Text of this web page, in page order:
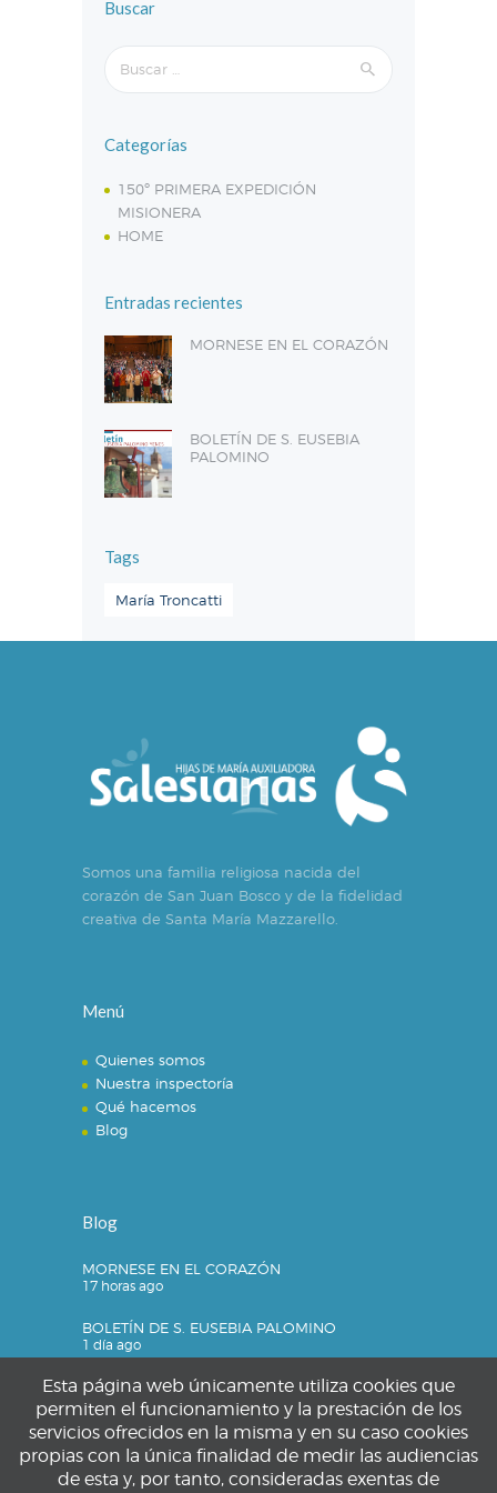
Buscar
Buscar:
Categorías
150º PRIMERA EXPEDICIÓN
MISIONERA
HOME
Entradas recientes
MORNESE EN EL CORAZÓN
BOLETÍN DE S. EUSEBIA
PALOMINO
Tags
María Troncatti
Somos una familia religiosa nacida del
corazón de San Juan Bosco y de la fidelidad
creativa de Santa María Mazzarello.
Menú
Quienes somos
Nuestra inspectoría
Qué hacemos
Blog
Blog
MORNESE EN EL CORAZÓN
17 horas ago
BOLETÍN DE S. EUSEBIA PALOMINO
1 día ago
Privacidad
Política de privacidad
Esta página web únicamente utiliza cookies que
permiten el funcionamiento y la prestación de los
servicios ofrecidos en la misma y en su caso cookies
propias con la única finalidad de medir las audiencias
de esta y, por tanto, consideradas exentas de